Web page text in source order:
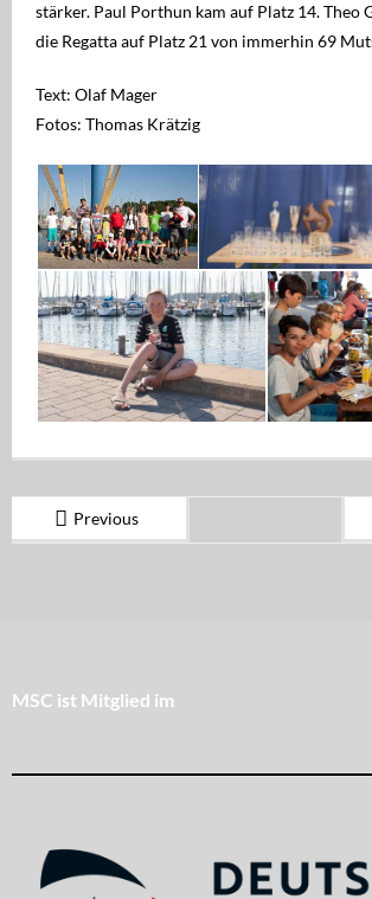
stärker. Paul Porthun kam auf Platz 14. Theo
die Regatta auf Platz 21 von immerhin 69
Text: Olaf Mager
Fotos: Thomas Krätzig
Previous
MSC ist Mitglied im